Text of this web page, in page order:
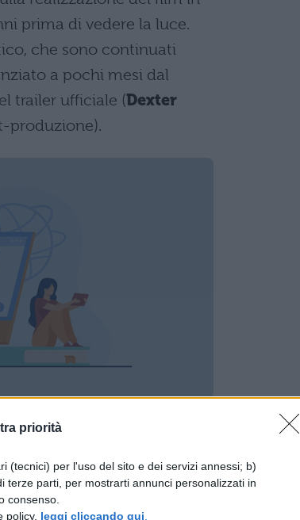
priorità
(tecnici) per l'uso del sito e dei servizi annessi; b)
terze parti, per mostrarti annunci personalizzati in
consenso.
policy, leggi cliccando qui
prima di vedere la luce.
che sono continuati
a pochi mesi dal
trailer ufficiale (Dexter
produzione).
prematuramente,
the Champion